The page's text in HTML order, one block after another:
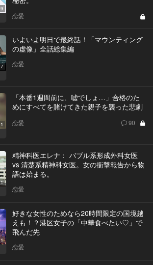
恋愛
いよいよ明日で最終話！「マウンティング
の虚像」全話総集編
恋愛
「本番1週間前に、嘘でしょ…」合格のた
めにすべてを賭けてきた親子を襲った悲劇
恋愛 90
精神科医エレナ： バブル系形成外科女医
vs 清楚系精神科女医。女の衝撃報告から物
語は始まる。
恋愛
好きな女性のためなら20時間限定の国境越
えも！？港区女子の「中華食べたい♡」で
飛んだ先
恋愛